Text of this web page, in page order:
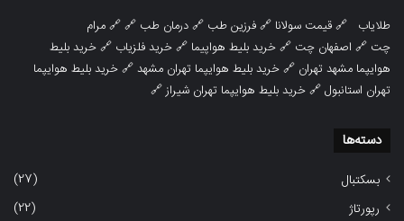
طلایاب 🔗قیمت سولانا 🔗فرزین طب 🔗درمان طب 🔗 🔗مرام
چت 🔗 اصفهان چت 🔗خرید بلیط هواپیما 🔗خرید فلزیاب 🔗خرید بلیط
هوایپما مشهد تهران 🔗خرید بلیط هوایپما تهران مشهد🔗خرید بلیط هوایپما
تهران استانبول🔗خرید بلیط هوایپما تهران شیراز🔗
دسته‌ها
بسکتبال
(27)
رپورتاژ
(22)